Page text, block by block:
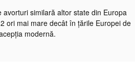
similară altor state din Europa
ori mai mare decât în țările Europei de
modernă.